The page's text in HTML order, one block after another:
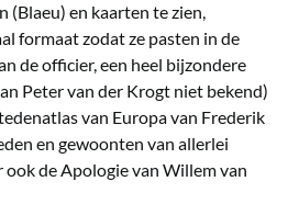
(Blaeu) en kaarten te zien,
formaat zodat ze pasten in de
de officier, een heel bijzondere
Peter van der Krogt niet bekend)
van Europa van Frederik
en gewoonten van allerlei
ook de Apologie van Willem van